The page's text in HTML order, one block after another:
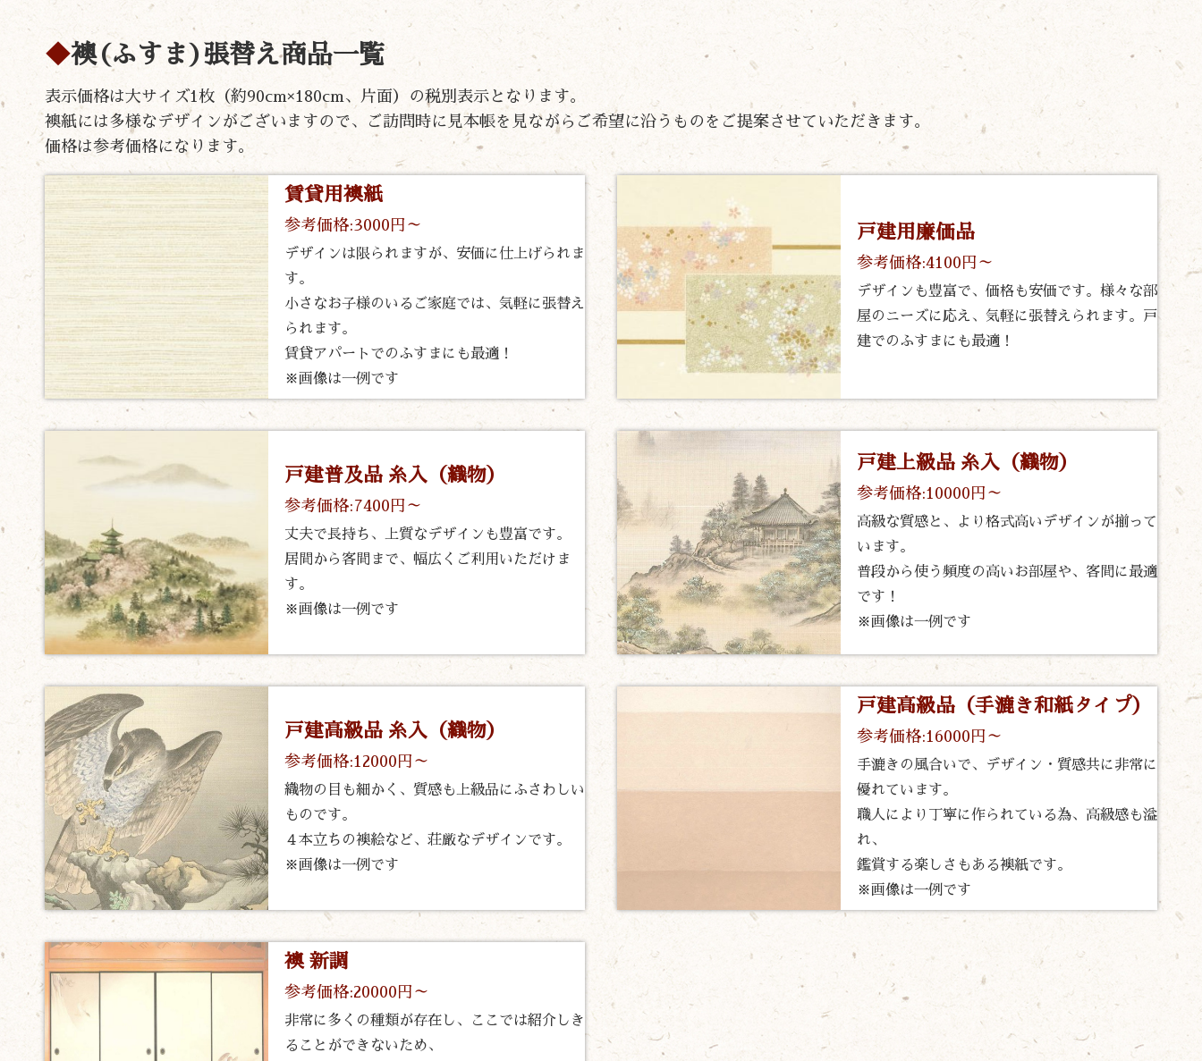
襖(ふすま)張替え商品一覧
表示価格は大サイズ1枚（約90cm×180cm、片面）の税別表示となります。
襖紙には多様なデザインがございますので、ご訪問時に見本帳を見ながらご希望に沿うものをご提案させていただきます。
価格は参考価格になります。
賃貸用襖紙
参考価格:3000円～
デザインは限られますが、安価に仕上げられま
す。
小さなお子様のいるご家庭では、気軽に張替え
られます。
賃貸アパートでのふすまにも最適！
※画像は一例です
戸建用廉価品
参考価格:4100円～
デザインも豊富で、価格も安価です。様々な部
屋のニーズに応え、気軽に張替えられます。戸
建でのふすまにも最適！
戸建普及品 糸入（織物）
参考価格:7400円～
丈夫で長持ち、上質なデザインも豊富です。
居間から客間まで、幅広くご利用いただけま
す。
※画像は一例です
戸建上級品 糸入（織物）
参考価格:10000円～
高級な質感と、より格式高いデザインが揃って
います。
普段から使う頻度の高いお部屋や、客間に最適
です！
※画像は一例です
戸建高級品 糸入（織物）
参考価格:12000円～
織物の目も細かく、質感も上級品にふさわしい
ものです。
４本立ちの襖絵など、荘厳なデザインです。
※画像は一例です
戸建高級品（手漉き和紙タイプ）
参考価格:16000円～
手漉きの風合いで、デザイン・質感共に非常に
優れています。
職人により丁寧に作られている為、高級感も溢
れ、
鑑賞する楽しさもある襖紙です。
※画像は一例です
襖 新調
参考価格:20000円～
非常に多くの種類が存在し、ここでは紹介しき
ることができないため、